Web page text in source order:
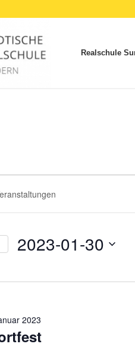
Realschule
2023-01-30
2023